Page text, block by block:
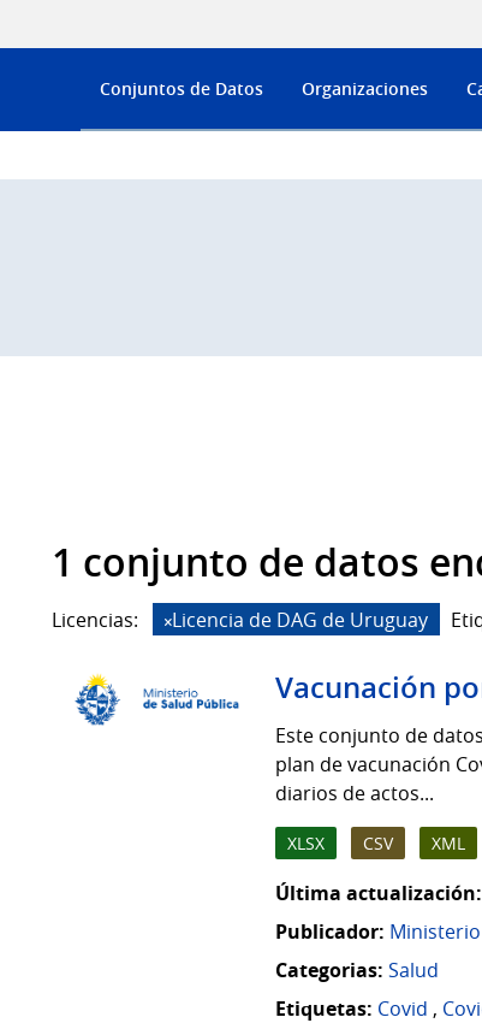
Conjuntos de Datos Organizaciones
1 conjunto de datos
Licencias: Licencia de DAG de Uruguay
Vacunación
Este conjunto de
plan de vacunación
diarios de actos...
XLSX CSV XML
Última actualización:
Publicador:
Categorias: Salud
Etiquetas: Covid ,